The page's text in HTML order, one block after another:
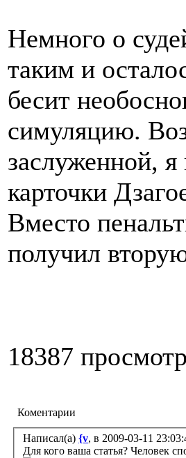
Немного о
таким и
бесит
симуляцию.
заслуженной, я
карточки
Вместо
получил
18387
Коментарии
Написал(а) {v, в 2009-03-11
Для кого ваша статья? Человек